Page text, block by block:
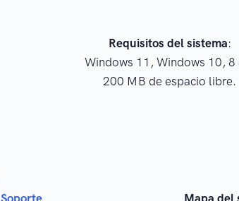
Requisitos del sistema:
Windows 11, Windows 10, 8
200 MB de espacio libre.
Soporte Mapa del